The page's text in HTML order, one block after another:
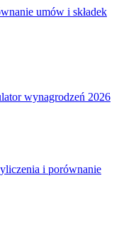
umów i składek
wynagrodzeń 2026
i porównanie